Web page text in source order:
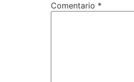
Comentario *